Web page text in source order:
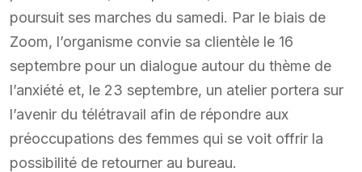
poursuit ses marches du samedi. Par le biais de
Zoom, l’organisme convie sa clientèle le 16
septembre pour un dialogue autour du thème de
l’anxiété et, le 23 septembre, un atelier portera sur
l’avenir du télétravail afin de répondre aux
préoccupations des femmes qui se voit offrir la
possibilité de retourner au bureau.